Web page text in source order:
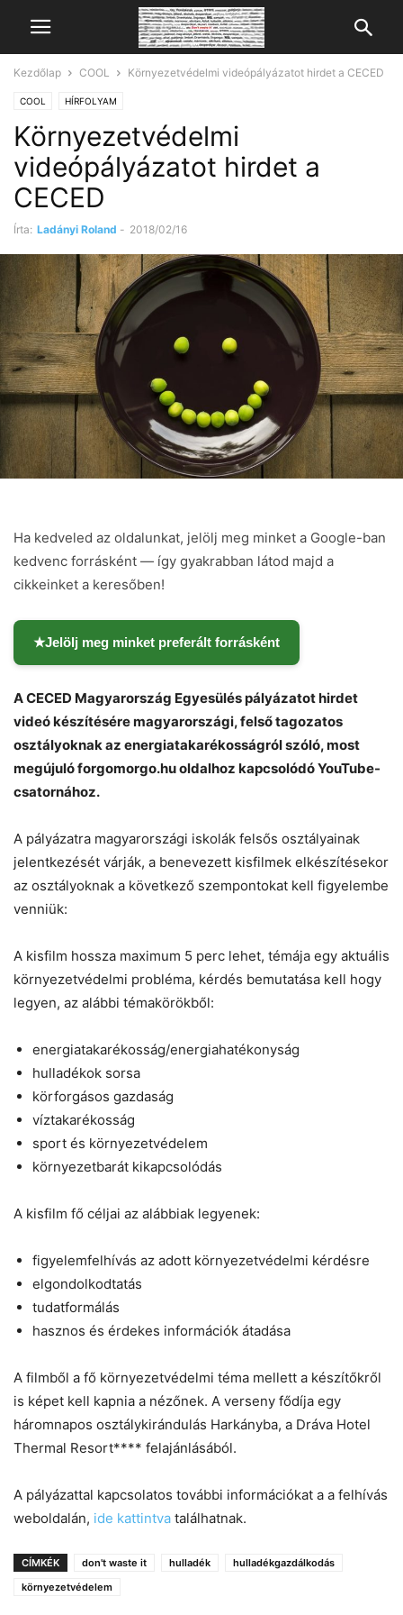
Kezdőlap COOL Környezetvédelmi videópályázatot hirdet a CECED
COOL HÍRFOLYAM
Környezetvédelmi
videópályázatot hirdet a
CECED
Írta: Ladányi Roland - 2018/02/16
Ha kedveled az oldalunkat, jelölj meg minket a Google-ban
kedvenc forrásként — így gyakrabban látod majd a
cikkeinket a keresőben!
★Jelölj meg minket preferált forrásként
A CECED Magyarország Egyesülés pályázatot hirdet
videó készítésére magyarországi, felső tagozatos
osztályoknak az energiatakarékosságról szóló, most
megújuló forgomorgo.hu oldalhoz kapcsolódó YouTube-
csatornához.
A pályázatra magyarországi iskolák felsős osztályainak
jelentkezését várják, a benevezett kisfilmek elkészítésekor
az osztályoknak a következő szempontokat kell figyelembe
venniük:
A kisfilm hossza maximum 5 perc lehet, témája egy aktuális
környezetvédelmi probléma, kérdés bemutatása kell hogy
legyen, az alábbi témakörökből:
energiatakarékosság/energiahatékonyság
hulladékok sorsa
körforgásos gazdaság
víztakarékosság
sport és környezetvédelem
környezetbarát kikapcsolódás
A kisfilm fő céljai az alábbiak legyenek:
figyelemfelhívás az adott környezetvédelmi kérdésre
elgondolkodtatás
tudatformálás
hasznos és érdekes információk átadása
A filmből a fő környezetvédelmi téma mellett a készítőkről
is képet kell kapnia a nézőnek. A verseny fődíja egy
háromnapos osztálykirándulás Harkányba, a Dráva Hotel
Thermal Resort**** felajánlásából.
A pályázattal kapcsolatos további információkat a a felhívás
weboldalán, ide kattintva találhatnak.
CÍMKÉK don't waste it hulladék
hulladékgazdálkodás
környezetvédelem
Chat Mr wAIste Close